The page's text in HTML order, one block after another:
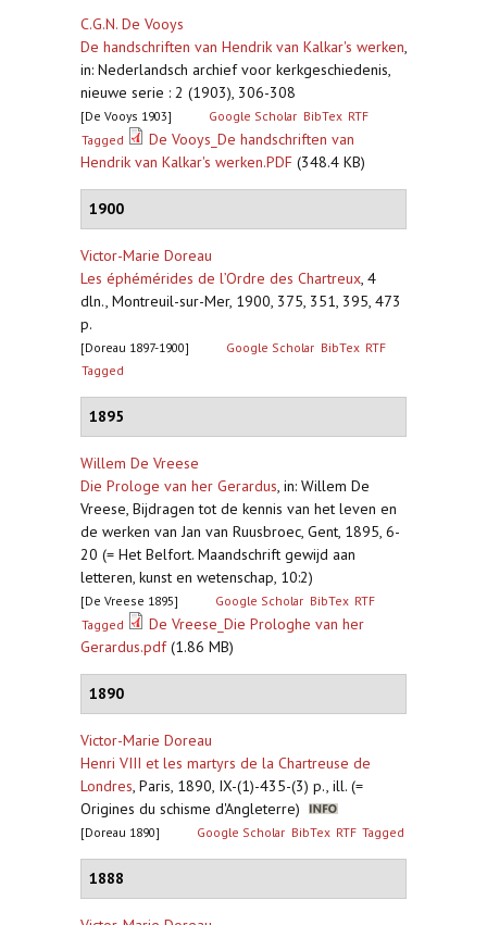
C.G.N. De Vooys
De handschriften van Hendrik van Kalkar's werken,
in: Nederlandsch archief voor kerkgeschiedenis,
nieuwe serie : 2 (1903), 306-308
[De Vooys 1903] Google Scholar BibTex RTF
Tagged
De Vooys_De handschriften van
Hendrik van Kalkar's werken.PDF (348.4 KB)
1900
Victor-Marie Doreau
Les éphémérides de l’Ordre des Chartreux, 4
dln., Montreuil-sur-Mer, 1900, 375, 351, 395, 473
p.
[Doreau 1897-1900] Google Scholar BibTex RTF
Tagged
1895
Willem De Vreese
Die Prologe van her Gerardus, in: Willem De
Vreese, Bijdragen tot de kennis van het leven en
de werken van Jan van Ruusbroec, Gent, 1895, 6-
20 (= Het Belfort. Maandschrift gewijd aan
letteren, kunst en wetenschap, 10:2)
[De Vreese 1895] Google Scholar BibTex RTF
Tagged
De Vreese_Die Prologhe van her
Gerardus.pdf(1.86 MB)
1890
Victor-Marie Doreau
Henri VIII et les martyrs de la Chartreuse de
Londres, Paris, 1890, IX-(1)-435-(3) p., ill. (=
Origines du schisme d'Angleterre)
[Doreau 1890] Google Scholar BibTex RTF Tagged
1888